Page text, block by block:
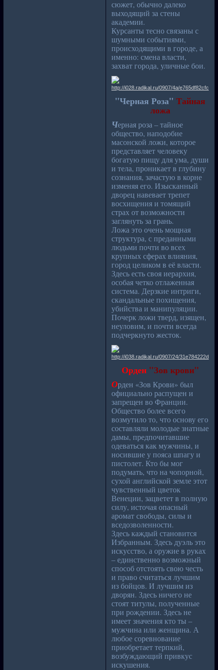
сюжет, обычно далеко
выходящий за стены
академии.
Курсанты тесно связаны с
шумными событиями,
происходящими в городе, а
именно: смена власти,
захват города, уличные бои.
"Черная Роза" Тайная
ложа
Черная роза – тайное
общество, наподобие
масонской ложи, которое
представляет человеку
богатую пищу для ума, души
и тела, проникает в глубину
сознания, зачастую в корне
изменяя его. Изысканный
дворец навевает трепет
восхищения и томящий
страх от возможности
заглянуть за грань.
Ложа это очень мощная
структура, с преданными
людьми почти во всех
крупных сферах влияния,
город целиком в её власти.
Здесь есть своя иерархия,
особая четко отлаженная
система. Дерзкие интриги,
скандальные похищения,
убийства и манипуляции.
Почерк ложи тверд, изящен,
неуловим, и почти всегда
подчеркнуто жесток.
Орден "Зов крови"
Орден «Зов Крови» был
официально распущен и
запрещен во Франции.
Общество более всего
возмутило то, что основу его
составляли молодые знатные
дамы, предпочитавшие
одеваться как мужчины, и
носившие у пояса шпагу и
пистолет. Кто бы мог
подумать, что на чопорной,
сухой английской земле этот
чувственный цветок
Венеции, зацветет в полную
силу, источая опасный
аромат свободы, силы и
вседозволенности.
Здесь каждый становится
Избранным. Здесь дуэль это
искусство, а оружие в руках
– единственно возможный
способ отстоять свою честь
и право считаться лучшим
из бойцов. И лучшим из
дворян. Здесь ничего не
стоят титулы, полученные
при рождении. Здесь не
имеет значения кто ты –
мужчина или женщина. А
любое соревнование
приобретает терпкий,
возбуждающий привкус
искушения.